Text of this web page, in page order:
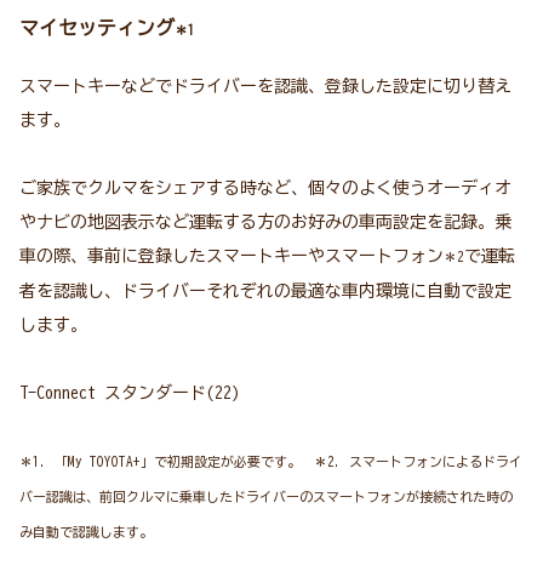
マイセッティング＊1
スマートキーなどでドライバーを認識、登録した設定に切り替え
ます。
ご家族でクルマをシェアする時など、個々のよく使うオーディオ
やナビの地図表示など運転する方のお好みの車両設定を記録。乗
車の際、事前に登録したスマートキーやスマートフォン ＊2で運転
者を認識し、ドライバーそれぞれの最適な車内環境に自動で設定
します。
T-Connect スタンダード(22)
＊1. 「My TOYOTA+」で初期設定が必要です。 ＊2. スマートフォンによるドライ
バー認識は、前回クルマに乗車したドライバーのスマートフォンが接続された時の
み自動で認識します。